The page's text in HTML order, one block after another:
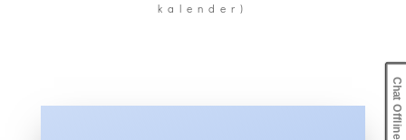
kalender)
Chat Offline